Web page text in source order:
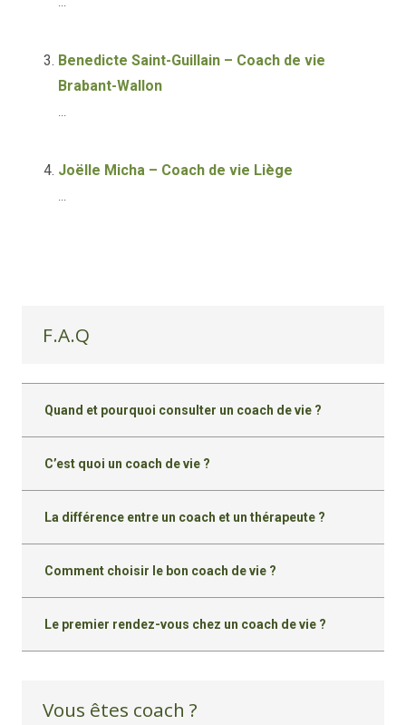
Benedicte Saint-Guillain – Coach de vie
Brabant-Wallon
...
Joëlle Micha – Coach de vie Liège
...
F.A.Q
Quand et pourquoi consulter un coach de vie ?
C’est quoi un coach de vie ?
La différence entre un coach et un thérapeute ?
Comment choisir le bon coach de vie ?
Le premier rendez-vous chez un coach de vie ?
Vous êtes coach ?